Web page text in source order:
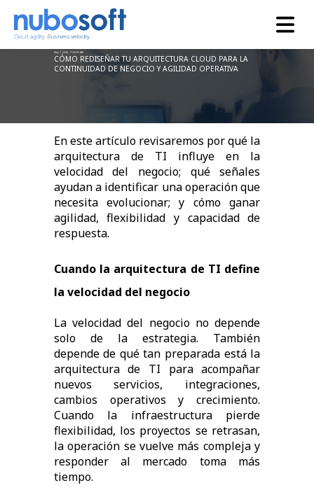
May 7, 2026, 11:30:00 AM
CÓMO REDISEÑAR TU ARQUITECTURA CLOUD PARA LA
CONTINUIDAD DE NEGOCIO Y AGILIDAD OPERATIVA
En este artículo revisaremos por qué la
arquitectura de TI influye en la
velocidad del negocio; qué señales
ayudan a identificar una operación que
necesita evolucionar; y cómo ganar
agilidad, flexibilidad y capacidad de
respuesta.
Cuando la arquitectura de TI define
la velocidad del negocio
La velocidad del negocio no depende
solo de la estrategia. También
depende de qué tan preparada está la
arquitectura de TI para acompañar
nuevos servicios, integraciones,
cambios operativos y crecimiento.
Cuando la infraestructura pierde
flexibilidad, los proyectos se retrasan,
la operación se vuelve más compleja y
responder al mercado toma más
tiempo.